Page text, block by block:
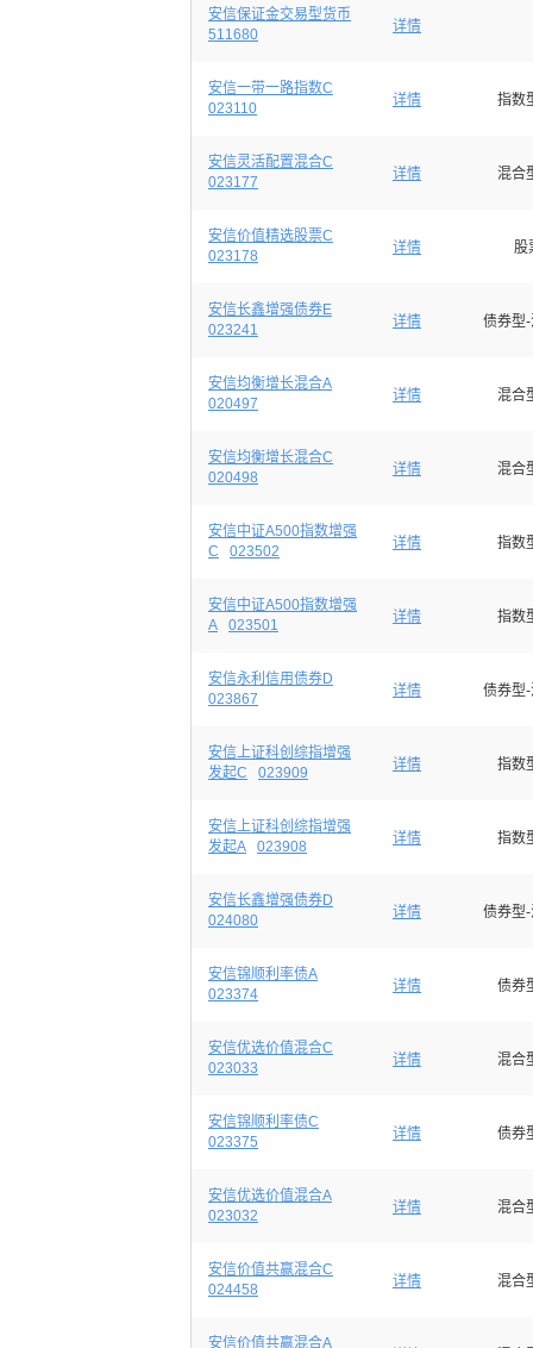
安信保证金交易型货币
511680
详情
安信一带一路指数C
023110
详情 指数
安信灵活配置混合C
023177
详情 混合
安信价值精选股票C
023178
详情 股
安信长鑫增强债券E
023241
详情 债券型
安信均衡增长混合A
020497
详情 混合
安信均衡增长混合C
020498
详情 混合
安信中证A500指数增强
C
023502 详情 指数
安信中证A500指数增强
A
023501 详情 指数
安信永利信用债券D
023867
详情 债券型
安信上证科创综指增强
发起C
023909 详情 指数
安信上证科创综指增强
发起A
023908 详情 指数
安信长鑫增强债券D
024080
详情 债券型
安信锦顺利率债A
023374
详情 债券
安信优选价值混合C
023033
详情 混合
安信锦顺利率债C
023375
详情 债券
安信优选价值混合A
023032
详情 混合
安信价值共赢混合C
024458
详情 混合
安信价值共赢混合A